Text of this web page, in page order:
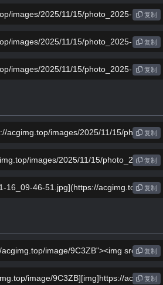
复制
复制
复制
复制
复制
复制
复制
复制